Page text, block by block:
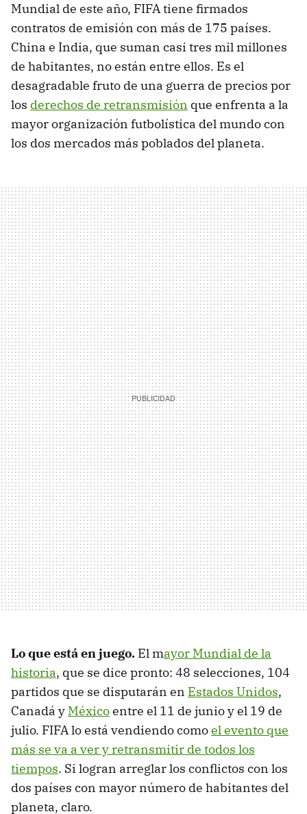
Mundial de este año, FIFA tiene firmados
contratos de emisión con más de 175 países.
China e India, que suman casi tres mil millones
de habitantes, no están entre ellos. Es el
desagradable fruto de una guerra de precios por
los derechos de retransmisión que enfrenta a la
mayor organización futbolística del mundo con
los dos mercados más poblados del planeta.
Lo que está en juego. El mayor Mundial de la
historia, que se dice pronto: 48 selecciones, 104
partidos que se disputarán en Estados Unidos,
Canadá y Méxicoentre el 11 de junio y el 19 de
julio. FIFA lo está vendiendo comoel evento que
más se va a ver y retransmitir de todos los
tiempos. Si logran arreglar los conflictos con los
dos países con mayor número de habitantes del
planeta, claro.